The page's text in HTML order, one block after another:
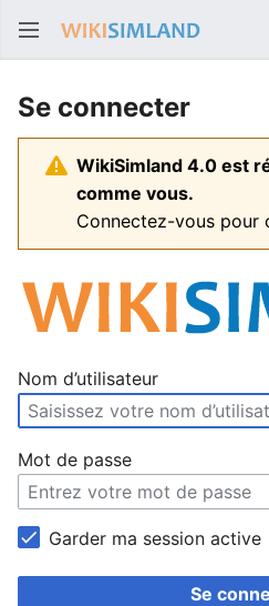
Se connecter
WikiSimland 4.0 est
comme vous.
Connectez-vous pour
Nom d’utilisateur
Mot de passe
Garder ma session active
Se